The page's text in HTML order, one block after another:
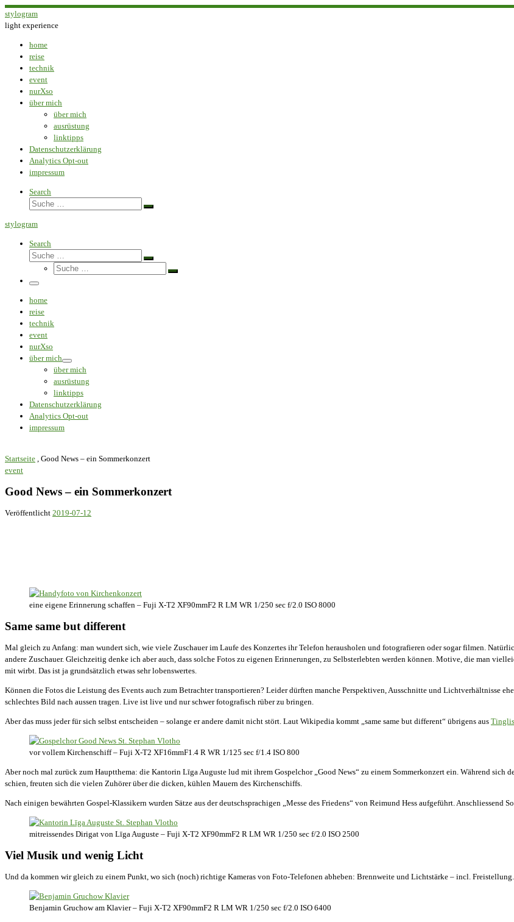
Zum
Inhalt
stylogram
light experience
home
reise
technik
event
nurXso
über mich
über mich
ausrüstung
linktipps
Datenschutzerklärung
Analytics Opt-out
impressum
Search
Suche
Suche
stylogram
Search
Suche
Suche
Suche
Suche
Menü
home
reise
technik
event
nurXso
über mich
über mich
ausrüstung
linktipps
Datenschutzerklärung
Analytics Opt-out
impressum
Startseite Good News – ein Sommerkonzert
event
Good News – ein Sommerkonzert
Veröffentlicht 2019-07-12
eine eigene Erinnerung schaffen – Fuji X-T2 XF90mmF2 R LM WR 1/250 sec f/2.0 ISO 8000
Same same but different
Mal gleich zu Anfang: man wundert sich, wie viele Zuschauer im Laufe des Konzertes ihr Telefon herausholen und fotografieren oder sogar filmen.
andere Zuschauer. Gleichzeitig denke ich aber auch, dass solche Fotos zu eigenen Erinnerungen, zu Selbsterlebten werden können. Motive, die man
mit wirbt. Das ist ja grundsätzlich etwas sehr lobenswertes.
Können die Fotos die Leistung des Events auch zum Betrachter transportieren? Leider dürften manche Perspektiven, Ausschnitte und Lichtverhältnisse
schlechtes Bild nach aussen tragen. Live ist live und nur schwer fotografisch rüber zu bringen.
Aber das muss jeder für sich selbst entscheiden – solange er andere damit nicht stört. Laut Wikipedia kommt „same same but different“ übrigens aus
vor vollem Kirchenschiff – Fuji X-T2 XF16mmF1.4 R WR 1/125 sec f/1.4 ISO 800
Aber noch mal zurück zum Hauptthema: die Kantorin Līga Auguste lud mit ihrem Gospelchor „Good News“ zu einem Sommerkonzert ein. Während sich
schien, freuten sich die vielen Zuhörer über die dicken, kühlen Mauern des Kirchenschiffs.
Nach einigen bewährten Gospel-Klassikern wurden Sätze aus der deutschsprachigen „Messe des Friedens“ von Reimund Hess aufgeführt. Anschliessend
mitreissendes Dirigat von Līga Auguste – Fuji X-T2 XF90mmF2 R LM WR 1/250 sec f/2.0 ISO 2500
Viel Musik und wenig Licht
Und da kommen wir gleich zu einem Punkt, wo sich (noch) richtige Kameras von Foto-Telefonen abheben: Brennweite und Lichtstärke – incl. Freistellung.
Benjamin Gruchow am Klavier – Fuji X-T2 XF90mmF2 R LM WR 1/250 sec f/2.0 ISO 6400